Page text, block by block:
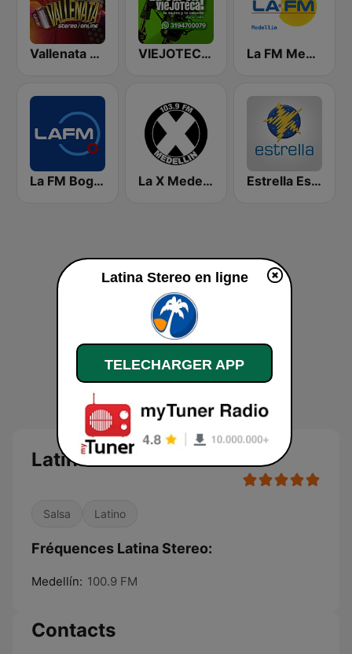
Vallenata Stereo VIEJOTECA "para Beber y Gozar" La FM Medellín
La FM Bogotá La X Medellín Estrella Estéreo
Latina Stereo
Salsa Latino
Fréquences Latina Stereo:
Medellín: 100.9 FM
Contacts
Latina Stereo en ligne
TELECHARGER APP